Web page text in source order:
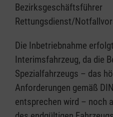
Bezirksgeschäftsführer
Rettungsdienst/
Die Inbetriebnahme
Interimsfahrzeug, da die
Spezialfahrzeugs – das
Anforderungen gemäß
entsprechen wird – noch